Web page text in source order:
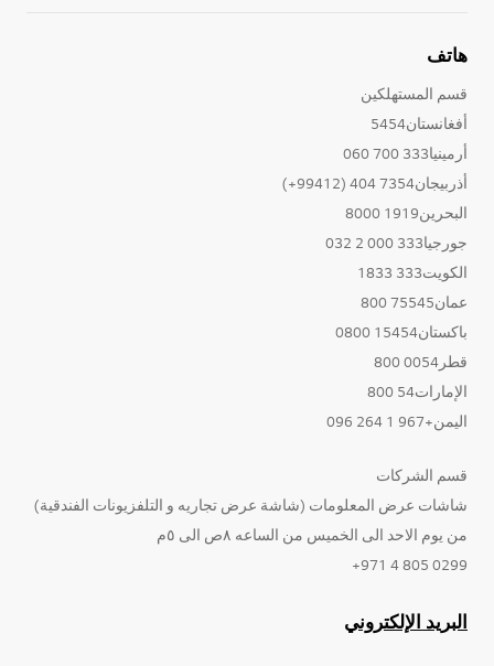
هاتف
قسم المستهلكين
أفغانستان5454
أرمينيا333 700 060
أذربيجان7354 404 (99412+)
البحرين1919 8000
جورجيا333 000 2 032
الكويت333 1833
عمان75545 800
باكستان15454 0800
قطر0054 800
الإمارات54 800
اليمن+967 1 264 096
قسم الشركات
شاشات عرض المعلومات (شاشة عرض تجاريه و التلفزيونات الفندقية)
من يوم الاحد الى الخميس من الساعه ٨ص الى ٥م
0299 805 4 971+
البريد الإلكتروني